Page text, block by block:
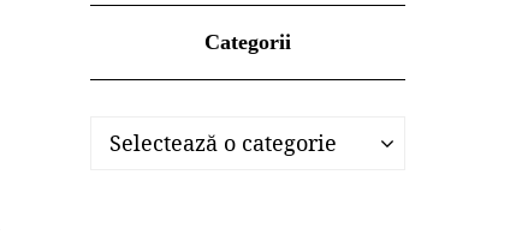
Categorii
Categorii
Selectează o categorie
Categorii